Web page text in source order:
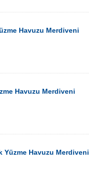
Havuzu Merdiveni
Havuzu Merdiveni
Yüzme Havuzu Merdiveni